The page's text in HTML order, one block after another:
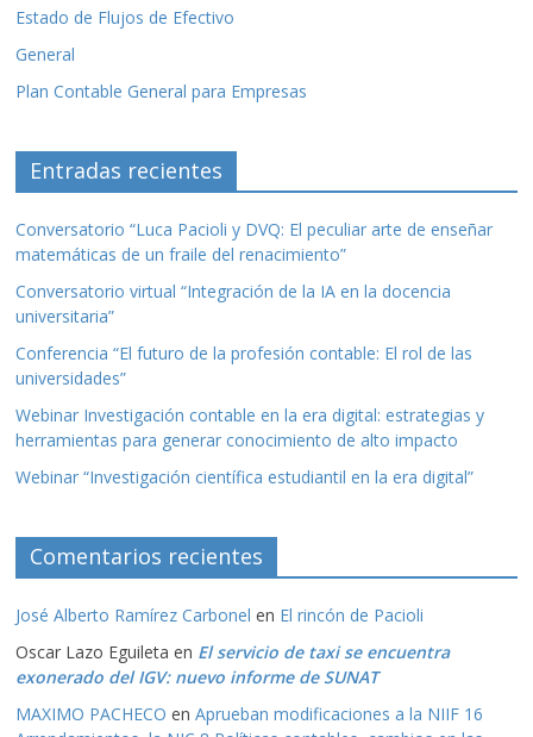
Estado de Flujos de Efectivo
General
Plan Contable General para Empresas
Entradas recientes
Conversatorio “Luca Pacioli y DVQ: El peculiar arte de enseñar
matemáticas de un fraile del renacimiento”
Conversatorio virtual “Integración de la IA en la docencia
universitaria”
Conferencia “El futuro de la profesión contable: El rol de las
universidades”
Webinar Investigación contable en la era digital: estrategias y
herramientas para generar conocimiento de alto impacto
Webinar “Investigación científica estudiantil en la era digital”
Comentarios recientes
José Alberto Ramírez Carbonel en El rincón de Pacioli
Oscar Lazo Eguileta en El servicio de taxi se encuentra
exonerado del IGV: nuevo informe de SUNAT
MAXIMO PACHECO enAprueban modificaciones a la NIIF 16